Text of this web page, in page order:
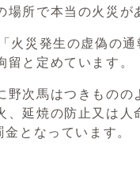
場所で本当の火災が
火災発生の虚偽の
留と定めています。
野次馬はつきもの
、延焼の防止又は
となっています。